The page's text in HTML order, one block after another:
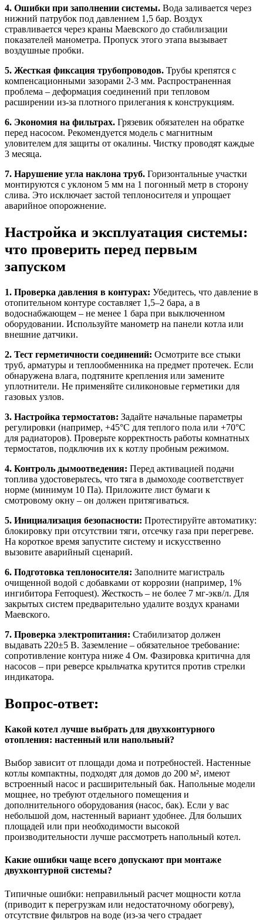
4. Ошибки при заполнении системы. Вода заливается через
нижний патрубок под давлением 1,5 бар. Воздух
стравливается через краны Маевского до стабилизации
показателей манометра. Пропуск этого этапа вызывает
воздушные пробки.
5. Жесткая фиксация трубопроводов. Трубы крепятся с
компенсационными зазорами 2-3 мм. Распространенная
проблема – деформация соединений при тепловом
расширении из-за плотного прилегания к конструкциям.
6. Экономия на фильтрах. Грязевик обязателен на обратке
перед насосом. Рекомендуется модель с магнитным
уловителем для защиты от окалины. Чистку проводят каждые
3 месяца.
7. Нарушение угла наклона труб. Горизонтальные участки
монтируются с уклоном 5 мм на 1 погонный метр в сторону
слива. Это исключает застой теплоносителя и упрощает
аварийное опорожнение.
Настройка и эксплуатация системы:
что проверить перед первым
запуском
1. Проверка давления в контурах: Убедитесь, что давление в
отопительном контуре составляет 1,5–2 бара, а в
водоснабжающем – не менее 1 бара при выключенном
оборудовании. Используйте манометр на панели котла или
внешние датчики.
2. Тест герметичности соединений: Осмотрите все стыки
труб, арматуры и теплообменника на предмет протечек. Если
обнаружена влага, подтяните крепления или замените
уплотнители. Не применяйте силиконовые герметики для
газовых узлов.
3. Настройка термостатов: Задайте начальные параметры
регулировки (например, +45°C для теплого пола или +70°C
для радиаторов). Проверьте корректность работы комнатных
термостатов, подключив их к котлу пробным режимом.
4. Контроль дымоотведения: Перед активацией подачи
топлива удостоверьтесь, что тяга в дымоходе соответствует
норме (минимум 10 Па). Приложите лист бумаги к
смотровому окну – он должен притягиваться.
5. Инициализация безопасности: Протестируйте автоматику:
блокировку при отсутствии тяги, отсечку газа при перегреве.
На короткое время запустите систему и искусственно
вызовите аварийный сценарий.
6. Подготовка теплоносителя: Заполните магистраль
очищенной водой с добавками от коррозии (например, 1%
ингибитора Ferroquest). Жесткость – не более 7 мг-экв/л. Для
закрытых систем предварительно удалите воздух кранами
Маевского.
7. Проверка электропитания: Стабилизатор должен
выдавать 220±5 В. Заземление – обязательное требование:
сопротивление контура ниже 4 Ом. Фазировка критична для
насосов – при реверсе крыльчатка крутится против стрелки
индикатора.
Вопрос-ответ:
Какой котел лучше выбрать для двухконтурного
отопления: настенный или напольный?
Выбор зависит от площади дома и потребностей. Настенные
котлы компактны, подходят для домов до 200 м², имеют
встроенный насос и расширительный бак. Напольные модели
мощнее, но требуют отдельного помещения и
дополнительного оборудования (насос, бак). Если у вас
небольшой дом, настенный вариант удобнее. Для больших
площадей или при необходимости высокой
производительности лучше рассмотреть напольный котел.
Какие ошибки чаще всего допускают при монтаже
двухконтурной системы?
Типичные ошибки: неправильный расчет мощности котла
(приводит к перегрузкам или недостаточному обогреву),
отсутствие фильтров на воде (из-за чего страдает